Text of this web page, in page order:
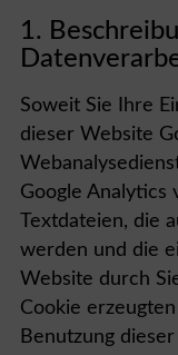
1.
Soweit Sie Ihre
dieser Website
Google Analytics
Textdateien, die
werden und die
Website durch
Cookie
Benutzung